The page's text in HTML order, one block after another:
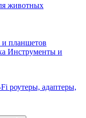
животных
и планшетов
Инструменты и
роутеры, адаптеры,